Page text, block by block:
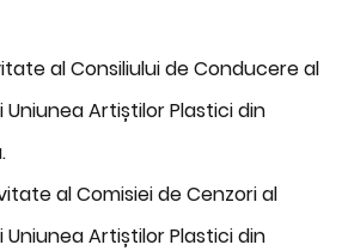
al Consiliului de Conducere al
Artiștilor Plastici din
al Comisiei de Cenzori al
Artiștilor Plastici din